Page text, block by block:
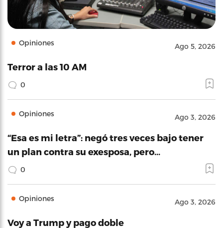
Opiniones Ago 5, 2026
Terror a las 10 AM
0
Opiniones Ago 3, 2026
“Esa es mi letra”: negó tres veces bajo tener
un plan contra su exesposa, pero…
0
Opiniones Ago 3, 2026
Voy a Trump y pago doble